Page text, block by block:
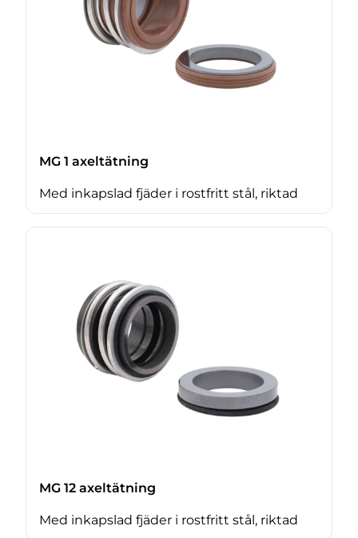
MG 1 axeltätning
Med inkapslad fjäder i rostfritt stål, riktad
MG 12 axeltätning
Med inkapslad fjäder i rostfritt stål, riktad